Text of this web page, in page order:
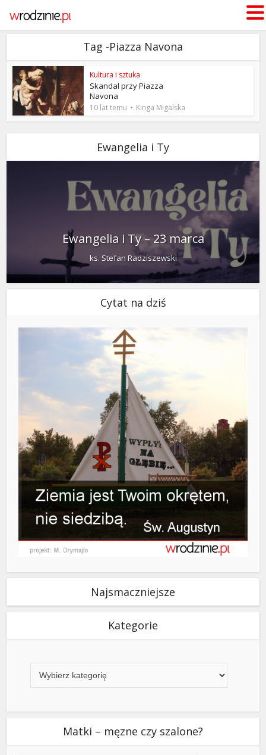
Tag -Piazza Navona
Kultura i sztuka
Skandal przy Piazza
Navona
10 lat temu Kinga Migalska
Ewangelia i Ty
Ewangelia i Ty – 23 marca
ks. Stefan Radziszewski
Cytat na dziś
Najsmaczniejsze
Kategorie
Matki – męzne czy szalone?